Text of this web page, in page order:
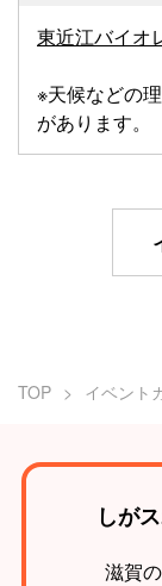
TOP イベント
東近江バイオ
※天候などの
があります。
しが
滋賀